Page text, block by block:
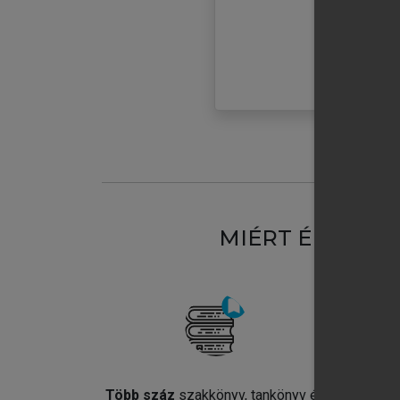
MIÉRT
Több száz szakkönyv, tankönyv és